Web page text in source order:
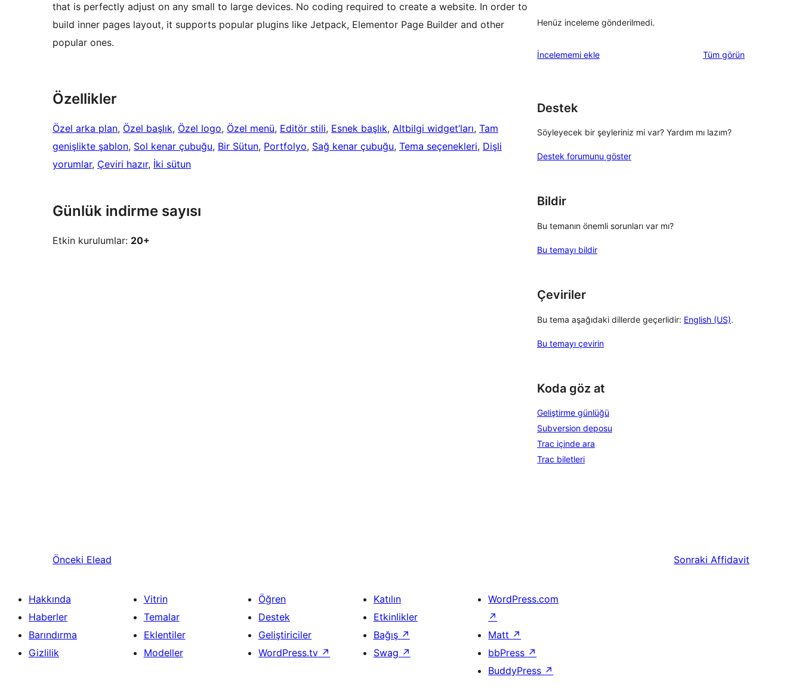
that is perfectly adjust on any small to large devices. No coding required to create a website. In order to
build inner pages layout, it supports popular plugins like Jetpack, Elementor Page Builder and other
popular ones.
Özellikler
Özel arka plan, Özel başlık, Özel logo, Özel menü, Editör stili, Esnek başlık, Altbilgi widget’ları, Tam
genişlikte şablon, Sol kenar çubuğu, Bir Sütun, Portfolyo, Sağ kenar çubuğu, Tema seçenekleri, Dişli
yorumlar, Çeviri hazır, İki sütun
Günlük indirme sayısı
Etkin kurulumlar: 20+
Henüz inceleme gönderilmedi.
İncelememi ekle Tüm değerlendirmeleri
görün
Destek
Söyleyecek bir şeyleriniz mi var? Yardım mı lazım?
Destek forumunu göster
Bildir
Bu temanın önemli sorunları var mı?
Bu temayı bildir
Çeviriler
Bu tema aşağıdaki dillerde geçerlidir: English (US).
Bu temayı çevirin
Koda göz at
Geliştirme günlüğü
Subversion deposu
Trac içinde ara
Trac biletleri
Önceki Elead Sonraki Affidavit
Hakkında
Haberler
Barındırma
Gizlilik
Vitrin
Temalar
Eklentiler
Modeller
Öğren
Destek
Geliştiriciler
WordPress.tv ↗
Katılın
Etkinlikler
Bağış ↗
Swag ↗
WordPress.com
↗
Matt ↗
bbPress ↗
BuddyPress ↗